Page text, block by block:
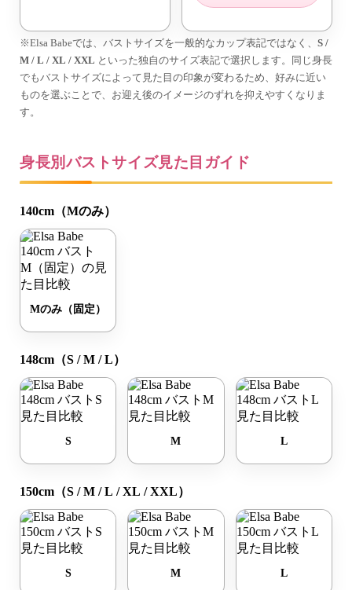
※Elsa Babeでは、バストサイズを一般的なカップ表記ではなく、 S /
M / L / XL / XXL といった独自のサイズ表記で選択します。同じ身長
でもバストサイズによって見た目の印象が変わるため、好みに近い
ものを選ぶことで、お迎え後のイメージのずれを抑えやすくなりま
す。
身長別バストサイズ見た目ガイド
140cm（Mのみ）
Mのみ（固定）
148cm（S / M / L）
S M L
150cm（S / M / L / XL / XXL）
S M L